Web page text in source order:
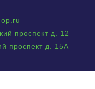
проспект д. 12
проспект д. 15А